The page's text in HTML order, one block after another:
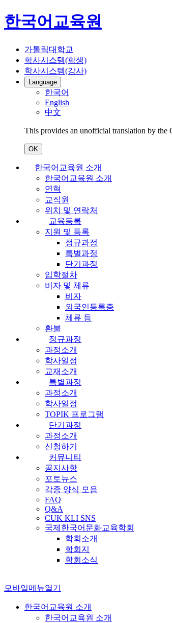
한국어교육원
가톨릭대학교
학사시스템(학생)
학사시스템(강사)
Language
한국어
English
中文
This provides an unofficial translation by the
OK
한국어교육원 소개
한국어교육원 소개
연혁
교직원
위치 및 연락처
교육등록
지원 및 등록
정규과정
특별과정
단기과정
입학절차
비자 및 체류
비자
외국인등록증
체류 등
환불
정규과정
과정소개
학사일정
교재소개
특별과정
과정소개
학사일정
TOPIK 프로그램
단기과정
과정소개
신청하기
커뮤니티
공지사항
포토뉴스
각종 양식 모음
FAQ
Q&A
CUK KLI SNS
국제한국어문화교육학회
학회소개
학회지
학회소식
모바일메뉴열기
한국어교육원 소개
한국어교육원 소개